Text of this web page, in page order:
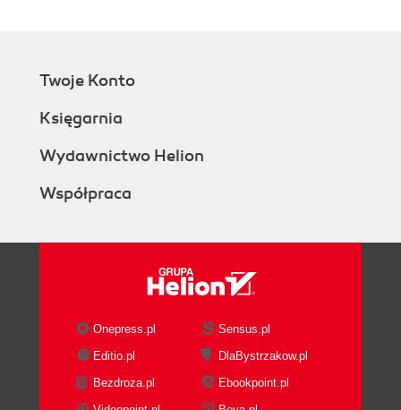
Twoje Konto
Księgarnia
Wydawnictwo Helion
Współpraca
Onepress.pl
Sensus.pl
Editio.pl
DlaBystrzakow.pl
Bezdroza.pl
Ebookpoint.pl